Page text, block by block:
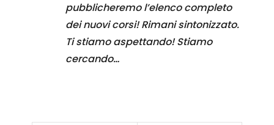
pubblicheremo l’elenco completo
dei nuovi corsi! Rimani sintonizzato.
Ti stiamo aspettando! Stiamo
cercando…